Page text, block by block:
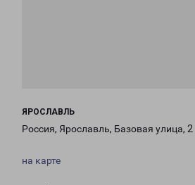
ЯРОСЛАВЛЬ
Россия, Ярославль, Базовая улица, 2
на карте